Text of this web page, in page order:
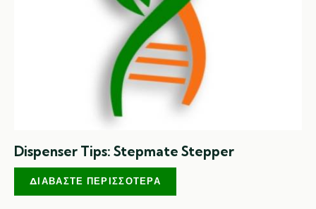
Dispenser Tips: Stepmate Stepper
ΔΙΑΒΆΣΤΕ ΠΕΡΙΣΣΌΤΕΡΑ